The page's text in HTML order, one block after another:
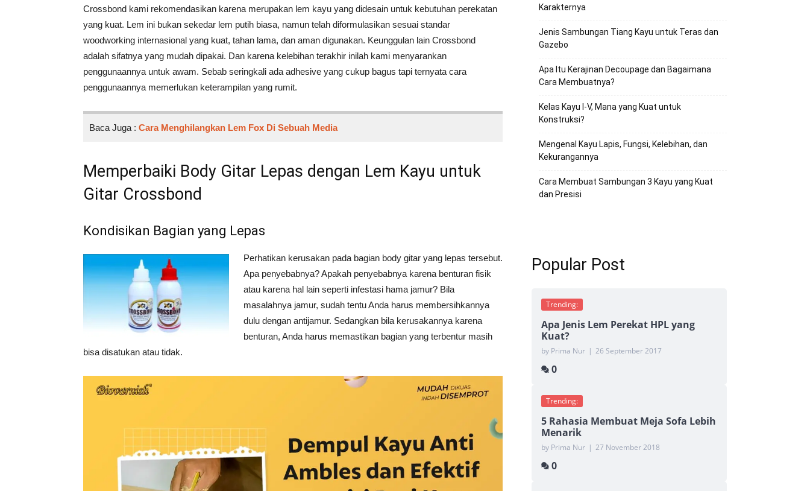
Crossbond kami rekomendasikan karena merupakan lem kayu yang didesain untuk kebutuhan perekatan
yang kuat. Lem ini bukan sekedar lem putih biasa, namun telah diformulasikan sesuai standar
woodworking internasional yang kuat, tahan lama, dan aman digunakan. Keunggulan lain Crossbond
adalah sifatnya yang mudah dipakai. Dan karena kelebihan terakhir inilah kami menyarankan
penggunaannya untuk awam. Sebab seringkali ada adhesive yang cukup bagus tapi ternyata cara
penggunaannya memerlukan keterampilan yang rumit.
Baca Juga : Cara Menghilangkan Lem Fox Di Sebuah Media
Memperbaiki Body Gitar Lepas dengan Lem Kayu untuk
Gitar Crossbond
Kondisikan Bagian yang Lepas
Perhatikan kerusakan pada bagian body gitar yang lepas tersebut.
Apa penyebabnya? Apakah penyebabnya karena benturan fisik
atau karena hal lain seperti infestasi hama jamur? Bila
masalahnya jamur, sudah tentu Anda harus membersihkannya
dulu dengan antijamur. Sedangkan bila kerusakannya karena
benturan, Anda harus memastikan bagian yang terbentur masih
bisa disatukan atau tidak.
Karakternya
Jenis Sambungan Tiang Kayu untuk Teras dan
Gazebo
Apa Itu Kerajinan Decoupage dan Bagaimana
Cara Membuatnya?
Kelas Kayu I-V, Mana yang Kuat untuk
Konstruksi?
Mengenal Kayu Lapis, Fungsi, Kelebihan, dan
Kekurangannya
Cara Membuat Sambungan 3 Kayu yang Kuat
dan Presisi
Popular Post
Trending:
Apa Jenis Lem Perekat HPL yang
Kuat?
by Prima Nur | 26 September 2017
0
Trending:
5 Rahasia Membuat Meja Sofa Lebih
Menarik
by Prima Nur | 27 November 2018
0